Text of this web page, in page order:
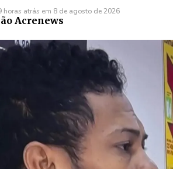
horas atrás em 8 de agosto de 2026
Acrenews